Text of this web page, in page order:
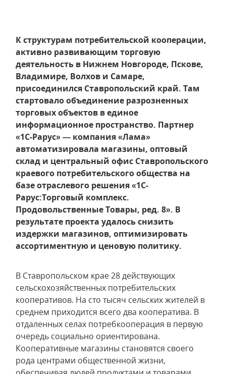
К структурам потребительской кооперации,
активно развивающим торговую
деятельность в Нижнем Новгороде, Пскове,
Владимире, Волхов и Самаре,
присоединился Ставропольский край. Там
стартовало объединение разрозненных
торговых объектов в единое
информационное пространство. Партнер
«1С-Рарус» — компания «Лама»
автоматизировала магазины, оптовый
склад и центральный офис Ставропольского
краевого потребительского общества на
базе отраслевого решения «1С-
Рарус:Торговый комплекс.
Продовольственные Товары, ред. 8». В
результате проекта удалось снизить
издержки магазинов, оптимизировать
ассортиментную и ценовую политику.
В Ставропольском крае 28 действующих
сельскохозяйственных потребительских
кооперативов. На сто тысяч сельских жителей в
среднем приходится всего два кооператива. В
отдаленных селах потребкооперация в первую
очередь социально ориентирована.
Кооперативные магазины становятся своего
рода центрами общественной жизни,